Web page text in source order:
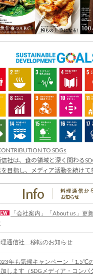
TO SDGs
社は、食の領域と深く関わる
目指し、メディア活動を続けて
「会社案内」「About us」更
通信社 移転のお知らせ
年も気候キャンペーン「1.5℃
します（SDGメディア・コンパ